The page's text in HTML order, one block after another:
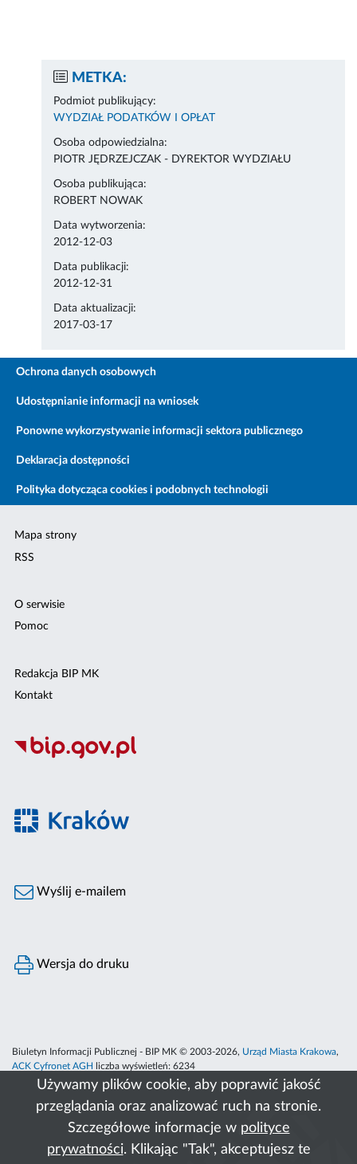
Używamy plików cookie, aby poprawić jakość
przeglądania oraz analizować ruch na stronie.
Szczegółowe informacje w polityce
prywatności. Klikając "Tak", akceptujesz te
METKA:
Podmiot publikujący:
WYDZIAŁ PODATKÓW I OPŁAT
Osoba odpowiedzialna:
PIOTR JĘDRZEJCZAK - DYREKTOR WYDZIAŁU
Osoba publikująca:
ROBERT NOWAK
Data wytworzenia:
2012-12-03
Data publikacji:
2012-12-31
Data aktualizacji:
2017-03-17
Ochrona danych osobowych
Udostępnianie informacji na wniosek
Ponowne wykorzystywanie informacji sektora publicznego
Deklaracja dostępności
Polityka dotycząca cookies i podobnych technologii
Mapa strony
RSS
O serwisie
Pomoc
Redakcja BIP MK
Kontakt
Wyślij e-mailem
Wersja do druku
Biuletyn Informacji Publicznej - BIP MK © 2003-2026, Urząd Miasta Krakowa,
ACK Cyfronet AGH
liczba wyświetleń: 6234